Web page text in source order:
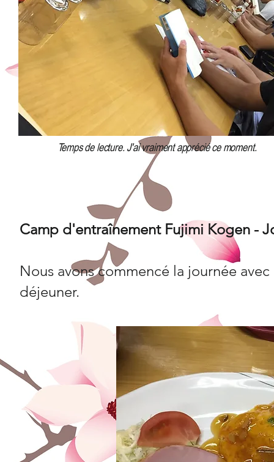
Temps de lecture. J'ai vraiment apprécié ce moment.
Camp d'entraînement Fujimi Kogen -
Nous avons commencé la journée
déjeuner.